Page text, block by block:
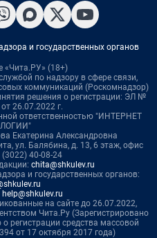
и государственных органов
«Чита.РУ» (18+)
по надзору в сфере связи,
коммуникаций (Роскомнадзор)
решения о регистрации: ЭЛ №
26.07.2022 г.
ответственностью "ИНТЕРНЕТ
Екатерина Александровна
ул. Балябина, д. 13, 6 этаж, офис
40-08-24
chita@shkulev.ru
и государственных органов:
help@shkulev.ru
на сайте до 26.07.2022,
Чита.Ру (Зарегистрировано
регистрации средства массовой
от 17 октября 2017 года)